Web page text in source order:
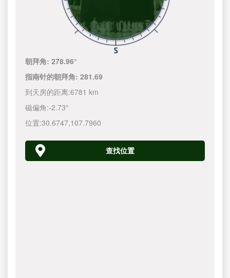
朝拜角:278.96°
指南针的朝拜角:281.69
到天房的距离:6781 km
磁偏角:-2.73°
位置:30.6747,107.7960
查找位置